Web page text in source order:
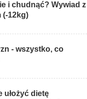
i chudnąć? Wywiad z
(-12kg)
- wszystko, co
ułożyć dietę